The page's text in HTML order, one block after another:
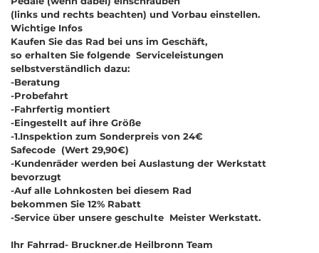
(links und rechts beachten) und Vorbau einstellen.
Wichtige Infos
Kaufen Sie das Rad bei uns im Geschäft,
so erhalten Sie folgende Serviceleistungen
selbstverständlich dazu:
-Beratung
-Probefahrt
-Fahrfertig montiert
-Eingestellt auf ihre Größe
-1.Inspektion zum Sonderpreis von 24€
Safecode (Wert 29,90€)
-Kundenräder werden bei Auslastung der Werkstatt
bevorzugt
-Auf alle Lohnkosten bei diesem Rad
bekommen Sie 12% Rabatt
-Service über unsere geschulte Meister Werkstatt.
Ihr Fahrrad- Bruckner.de Heilbronn Team